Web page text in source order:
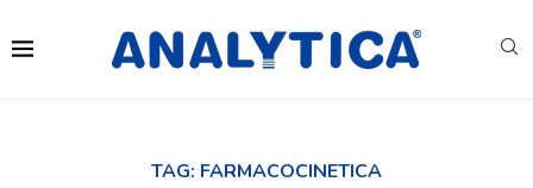
TAG: FARMACOCINETICA